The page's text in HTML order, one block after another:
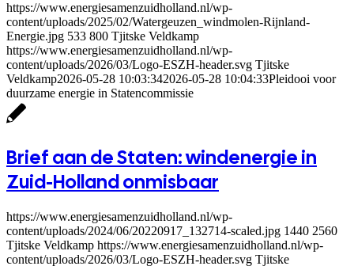
https://www.energiesamenzuidholland.nl/wp-
content/uploads/2025/02/Watergeuzen_windmolen-Rijnland-
Energie.jpg 533 800 Tjitske Veldkamp
https://www.energiesamenzuidholland.nl/wp-
content/uploads/2026/03/Logo-ESZH-header.svg Tjitske
Veldkamp2026-05-28 10:03:342026-05-28 10:04:33Pleidooi voor
duurzame energie in Statencommissie
Brief aan de Staten: windenergie in
Zuid-Holland onmisbaar
https://www.energiesamenzuidholland.nl/wp-
content/uploads/2024/06/20220917_132714-scaled.jpg 1440 2560
Tjitske Veldkamp https://www.energiesamenzuidholland.nl/wp-
content/uploads/2026/03/Logo-ESZH-header.svg Tjitske